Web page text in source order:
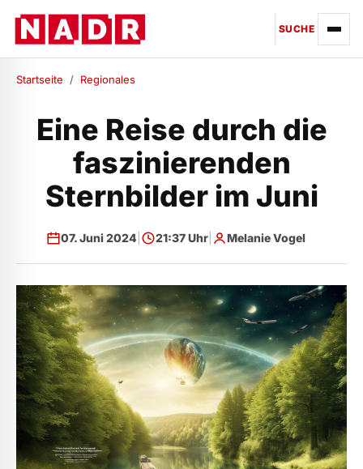
SUCHE
Startseite / Regionales
Eine Reise durch die
faszinierenden
Sternbilder im Juni
07. Juni 2024 21:37 Uhr| Melanie Vogel